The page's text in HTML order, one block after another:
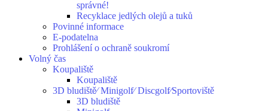
správné!
Recyklace jedlých olejů a tuků
Povinné informace
E-podatelna
Prohlášení o ochraně soukromí
Volný čas
Koupaliště
Koupaliště
3D bludiště⁄ Minigolf⁄ Discgolf⁄Sportoviště
3D bludiště